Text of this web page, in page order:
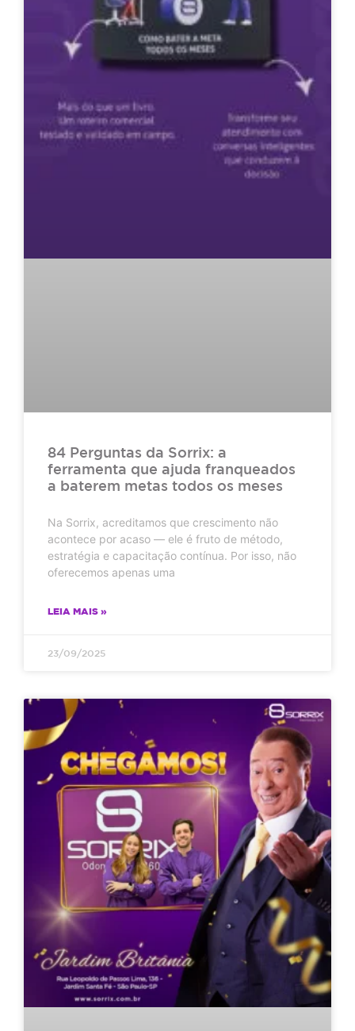
84 Perguntas da Sorrix: a
ferramenta que ajuda franqueados
a baterem metas todos os meses
Na Sorrix, acreditamos que crescimento não
acontece por acaso — ele é fruto de método,
estratégia e capacitação contínua. Por isso, não
oferecemos apenas uma
LEIA MAIS »
23/09/2025